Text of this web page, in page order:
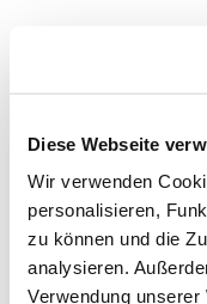
Diese Webseite
Wir verwenden
personalisieren,
zu können und die
analysieren.
Verwendung